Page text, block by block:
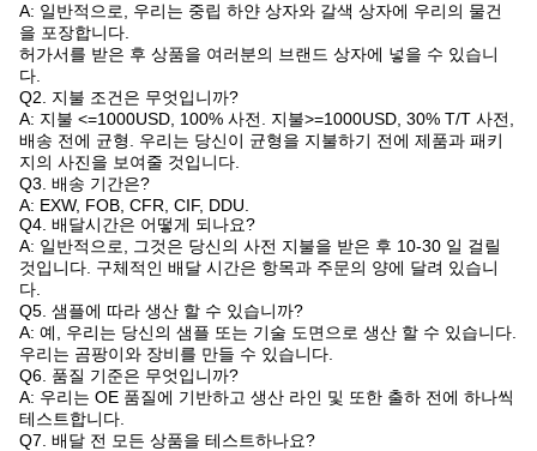
A: 일반적으로, 우리는 중립 하얀 상자와 갈색 상자에 우리의 물건
을 포장합니다.
허가서를 받은 후 상품을 여러분의 브랜드 상자에 넣을 수 있습니
다.
Q2. 지불 조건은 무엇입니까?
A: 지불 <=1000USD, 100% 사전. 지불>=1000USD, 30% T/T 사전,
배송 전에 균형. 우리는 당신이 균형을 지불하기 전에 제품과 패키
지의 사진을 보여줄 것입니다.
Q3. 배송 기간은?
A: EXW, FOB, CFR, CIF, DDU.
Q4. 배달시간은 어떻게 되나요?
A: 일반적으로, 그것은 당신의 사전 지불을 받은 후 10-30 일 걸릴
것입니다. 구체적인 배달 시간은 항목과 주문의 양에 달려 있습니
다.
Q5. 샘플에 따라 생산 할 수 있습니까?
A: 예, 우리는 당신의 샘플 또는 기술 도면으로 생산 할 수 있습니다.
우리는 곰팡이와 장비를 만들 수 있습니다.
Q6. 품질 기준은 무엇입니까?
A: 우리는 OE 품질에 기반하고 생산 라인 및 또한 출하 전에 하나씩
테스트합니다.
Q7. 배달 전 모든 상품을 테스트하나요?